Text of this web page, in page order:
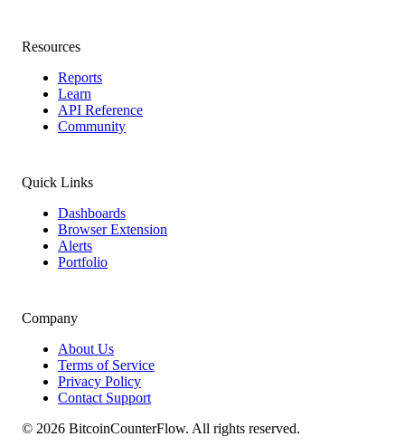
Resources
Reports
Learn
API Reference
Community
Quick Links
Dashboards
Browser Extension
Alerts
Portfolio
Company
About Us
Terms of Service
Privacy Policy
Contact Support
© 2026 BitcoinCounterFlow. All rights reserved.